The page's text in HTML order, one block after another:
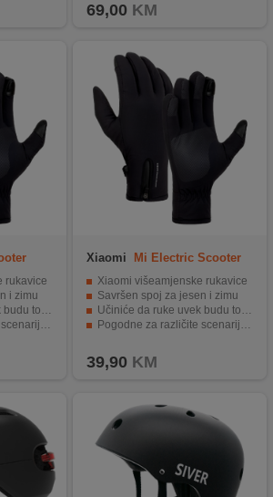
69,00 KM
rukavice
i zimu
tople
otvorenom
Xiaomi
Mi Electric Scooter
Riding Gloves L
Xiaomi višeamjenske rukavice
Savršen spoj za jesen i zimu
Učiniće da ruke uvek budu tople
Pogodne za različite scenarije na otvorenom
39,90 KM